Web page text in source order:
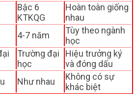
Bậc 6
KTKQG
Hoàn toàn giống
nhau
4-7 năm
Tùy theo ngành
học
Trường đại
học
Hiệu trưởng ký
và đóng dấu
Như nhau
Không có sự
khác biệt